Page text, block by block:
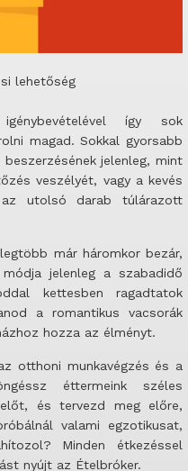
lehetőség
igénybevételével így sok
magad. Sokkal gyorsabb
jelenleg, mint
veszélyét, vagy a kevés
utolsó darab túlárazott
már háromkor bezár,
jelenleg a szabadidő
kettesben ragadtatok
a romantikus vacsorák
hozza az élményt.
otthoni munkavégzés és a
éttermeink széles
és tervezd meg előre,
valami egzotikusat,
Minden étkezéssel
nyújt az Ételbróker.